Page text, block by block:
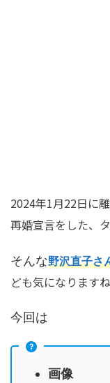
2024年1月22日に
再婚宣言をした、
そんな野沢直子さ
ども気になりますね
今回は
画像